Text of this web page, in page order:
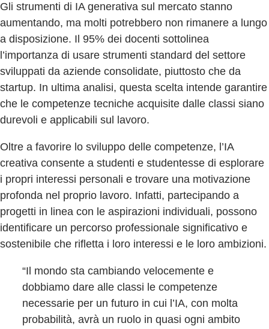
Gli strumenti di IA generativa sul mercato stanno
aumentando, ma molti potrebbero non rimanere a lungo
a disposizione. Il 95% dei docenti sottolinea
l’importanza di usare strumenti standard del settore
sviluppati da aziende consolidate, piuttosto che da
startup. In ultima analisi, questa scelta intende garantire
che le competenze tecniche acquisite dalle classi siano
durevoli e applicabili sul lavoro.
Oltre a favorire lo sviluppo delle competenze, l’IA
creativa consente a studenti e studentesse di esplorare
i propri interessi personali e trovare una motivazione
profonda nel proprio lavoro. Infatti, partecipando a
progetti in linea con le aspirazioni individuali, possono
identificare un percorso professionale significativo e
sostenibile che rifletta i loro interessi e le loro ambizioni.
“Il mondo sta cambiando velocemente e
dobbiamo dare alle classi le competenze
necessarie per un futuro in cui l’IA, con molta
probabilità, avrà un ruolo in quasi ogni ambito